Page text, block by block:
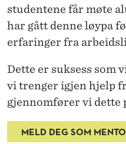
studentene får møte
har gått denne løypa
erfaringer fra
Dette er suksess som
vi trenger igjenhjelp
gjennomfører vi dette
MELD DEG SOM